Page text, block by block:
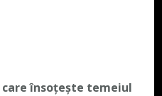
însoțește temeiul